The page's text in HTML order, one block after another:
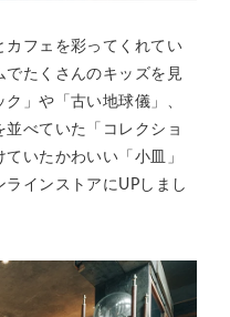
カフェを彩ってくれてい
でたくさんのキッズを見
」や「古い地球儀」、
べていた「コレクショ
いたかわいい「小皿」
インストアにUPしまし